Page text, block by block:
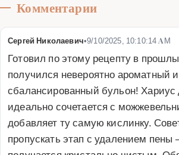
Комментарии
Сергей Николаевич•9/10/2025, 10:10:14 AM
Готовил по этому рецепту в
получился невероятно ароматный и
сбалансированный бульон! Хариус
идеально сочетается с
добавляет ту самую кислинку.
пропускать этап с удалением